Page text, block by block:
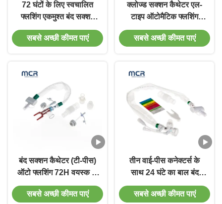
72 घंटों के लिए स्वचालित
फ्लशिंग एकमुश्त बंद सक्शन
कैथेटर के साथ नरम नीली
टिप
सबसे अच्छी कीमत पाएं
क्लोज्ड सक्शन कैथेटर एल-
टाइप ऑटोमैटिक फ्लशिंग
10fr 72h अस्पताल के लिए
डबल घुमावदार कोहनी
सबसे अच्छी कीमत पाएं
बंद सक्शन कैथेटर (टी-पीस)
ऑटो फ्लशिंग 72H वयस्क के
लिए
सबसे अच्छी कीमत पाएं
तीन वाई-पीस कनेक्टर्स के
साथ 24 घंटे का बाल बंद
सक्शन कैथेटर
सबसे अच्छी कीमत पाएं